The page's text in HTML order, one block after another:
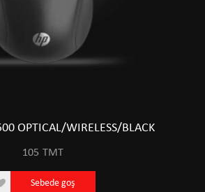
OPTICAL/WIRELESS/BLACK
105 TMT
Sebede goş